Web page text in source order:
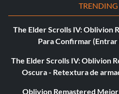
The Elder Scrolls IV: Oblivion
Para Confirmar
The Elder Scrolls IV: Oblivion
Oscura - Retextura de
Oblivion Remastered